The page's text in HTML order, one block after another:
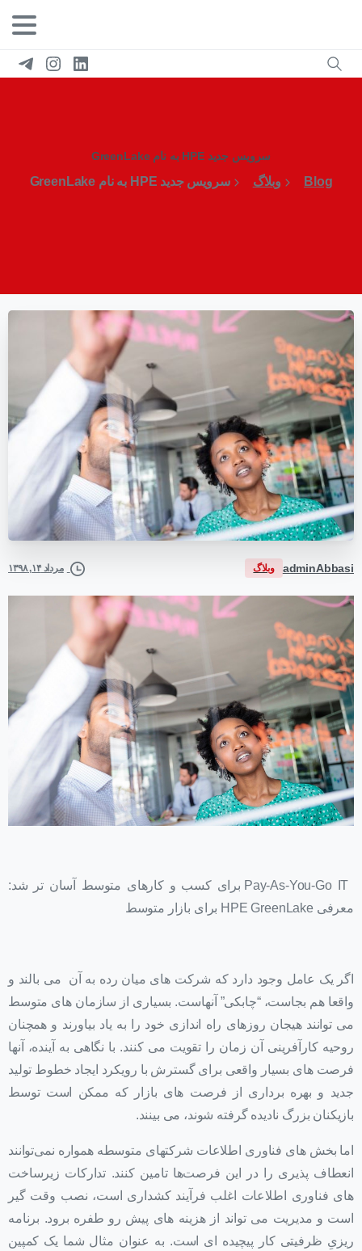
سرویس جدید HPE به نام GreenLake
Blog وبلاگ سرویس جدید HPE به نام GreenLake
adminAbbasi وبلاگ مرداد ۱۴, ۱۳۹۸
Pay-As-You-Go IT برای کسب و کارهای متوسط آسان تر شد:
معرفی HPE GreenLake برای بازار متوسط
اگر یک عامل وجود دارد که شرکت های میان رده به آن می بالند و
واقعا هم بجاست، “چابکی” آنهاست. بسیاری از سازمان های متوسط
می توانند هیجان روزهای راه اندازی خود را به یاد بیاورند و همچنان
روحیه کارآفرینی آن زمان را تقویت می کنند. با نگاهی به آینده، آنها
فرصت های بسیار واقعی برای گسترش با رویکرد ایجاد خطوط تولید
جدید و بهره برداری از فرصت های بازار که ممکن است توسط
بازیکنان بزرگ نادیده گرفته شوند، می بینند.
اما بخش های فناوری اطلاعات شرکتهای متوسطه همواره نمی‌توانند
انعطاف پذیری را در این فرصت‌ها تامین کنند. تدارکات زیرساخت
های فناوری اطلاعات اغلب فرآیند کشداری است، نصب وقت گیر
است و مدیریت می تواند از هزینه های پیش رو طفره برود. برنامه
ریزیِ ظرفیتی کار پیچیده ای است. به عنوان مثال شما یک کمپین